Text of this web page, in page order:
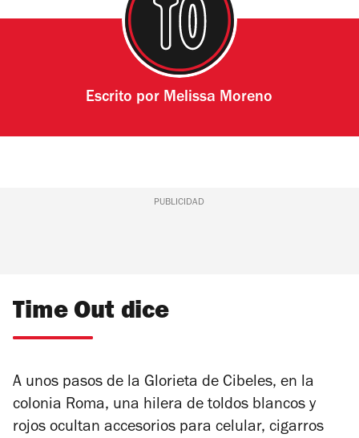
Escrito por Melissa Moreno
PUBLICIDAD
Time Out dice
A unos pasos de la Glorieta de Cibeles, en la
colonia Roma, una hilera de toldos blancos y
rojos ocultan accesorios para celular, cigarros